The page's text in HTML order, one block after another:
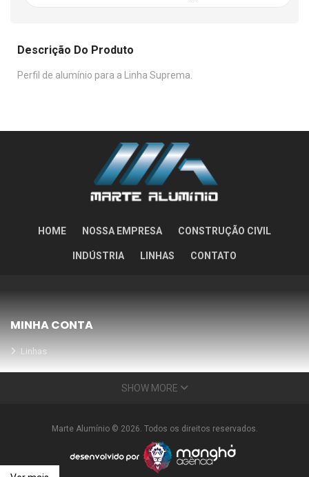
Descrição Do Produto
Perfil de alumínio para a Linha Suprema.
HOME NOSSA EMPRESA CONSTRUÇÃO CIVIL
INDÚSTRIA LINHAS CONTATO
MINHA CONTA
Linhas
Meus Orçamentos
Condições Especiais
SHOW MORE
Marte Alumínio © 2026. Todos os direitos reservados.